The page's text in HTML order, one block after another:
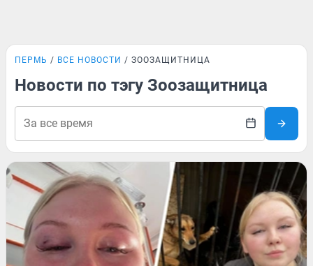
ПЕРМЬ ВСЕ НОВОСТИ ЗООЗАЩИТНИЦА
Новости по тэгу Зоозащитница